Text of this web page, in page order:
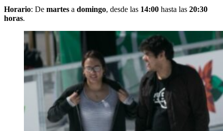
Horario: De martes a domingo, desde las 14:00 hasta las 20:30
horas.